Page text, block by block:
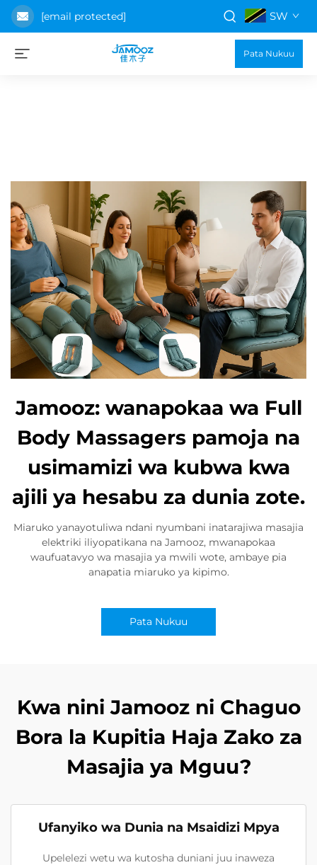
[email protected] SW
Pata Nukuu
Jamooz: wanapokaa wa Full
Body Massagers pamoja na
usimamizi wa kubwa kwa
ajili ya hesabu za dunia zote.
Miaruko yanayotuliwa ndani nyumbani inatarajiwa masajia
elektriki iliyopatikana na Jamooz, mwanapokaa
waufuatavyo wa masajia ya mwili wote, ambaye pia
anapatia miaruko ya kipimo.
Pata Nukuu
Kwa nini Jamooz ni Chaguo
Bora la Kupitia Haja Zako za
Masajia ya Mguu?
Ufanyiko wa Dunia na Msaidizi Mpya
Upelelezi wetu wa kutosha duniani juu inaweza